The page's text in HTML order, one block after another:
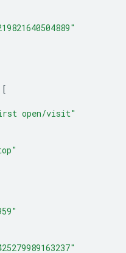
[
open/visit"